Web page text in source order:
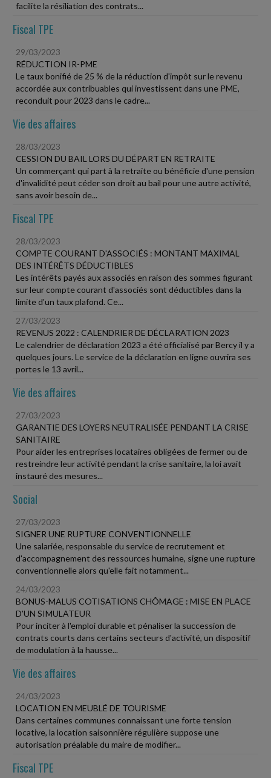
facilite la résiliation des contrats...
Fiscal TPE
29/03/2023
RÉDUCTION IR-PME
Le taux bonifié de 25 % de la réduction d'impôt sur le revenu
accordée aux contribuables qui investissent dans une PME,
reconduit pour 2023 dans le cadre...
Vie des affaires
28/03/2023
CESSION DU BAIL LORS DU DÉPART EN RETRAITE
Un commerçant qui part à la retraite ou bénéficie d'une pension
d'invalidité peut céder son droit au bail pour une autre activité,
sans avoir besoin de...
Fiscal TPE
28/03/2023
COMPTE COURANT D'ASSOCIÉS : MONTANT MAXIMAL
DES INTÉRÊTS DÉDUCTIBLES
Les intérêts payés aux associés en raison des sommes figurant
sur leur compte courant d'associés sont déductibles dans la
limite d'un taux plafond. Ce...
27/03/2023
REVENUS 2022 : CALENDRIER DE DÉCLARATION 2023
Le calendrier de déclaration 2023 a été officialisé par Bercy il y a
quelques jours. Le service de la déclaration en ligne ouvrira ses
portes le 13 avril...
Vie des affaires
27/03/2023
GARANTIE DES LOYERS NEUTRALISÉE PENDANT LA CRISE
SANITAIRE
Pour aider les entreprises locataires obligées de fermer ou de
restreindre leur activité pendant la crise sanitaire, la loi avait
instauré des mesures...
Social
27/03/2023
SIGNER UNE RUPTURE CONVENTIONNELLE
Une salariée, responsable du service de recrutement et
d'accompagnement des ressources humaine, signe une rupture
conventionnelle alors qu'elle fait notamment...
24/03/2023
BONUS-MALUS COTISATIONS CHÔMAGE : MISE EN PLACE
D'UN SIMULATEUR
Pour inciter à l'emploi durable et pénaliser la succession de
contrats courts dans certains secteurs d'activité, un dispositif
de modulation à la hausse...
Vie des affaires
24/03/2023
LOCATION EN MEUBLÉ DE TOURISME
Dans certaines communes connaissant une forte tension
locative, la location saisonnière régulière suppose une
autorisation préalable du maire de modifier...
Fiscal TPE